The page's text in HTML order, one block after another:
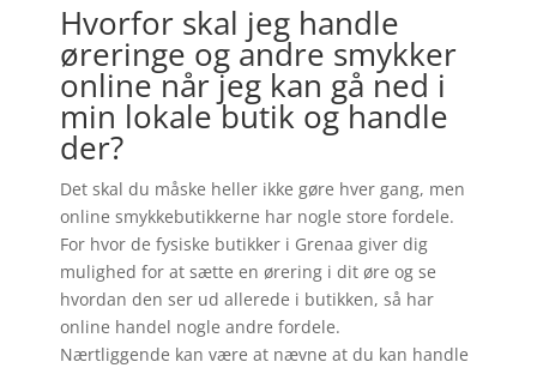
Hvorfor skal jeg handle
øreringe og andre smykker
online når jeg kan gå ned i
min lokale butik og handle
der?
Det skal du måske heller ikke gøre hver gang, men
online smykkebutikkerne har nogle store fordele.
For hvor de fysiske butikker i Grenaa giver dig
mulighed for at sætte en ørering i dit øre og se
hvordan den ser ud allerede i butikken, så har
online handel nogle andre fordele.
Nærtliggende kan være at nævne at du kan handle